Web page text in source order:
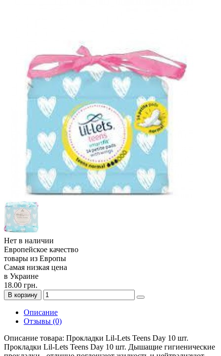
Нет в наличии
Европейское качество
товары из Европы
Самая низкая цена
в Украине
18.00 грн.
В корзину
Описание
Отзывы (0)
Описание товара: Прокладки Lil-Lets Teens Day 10 шт.
Прокладки Lil-Lets Teens Day 10 шт. Дышащие гигиенические